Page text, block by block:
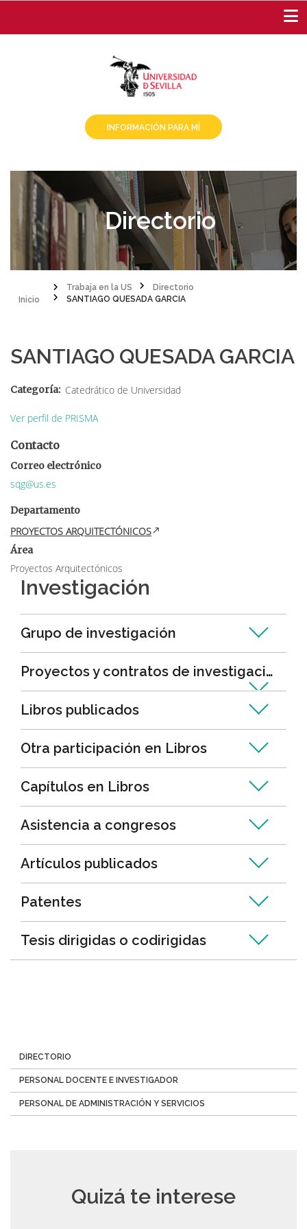
contenido
INFORMACIÓN PARA MÍ
Directorio
Sobrescribir
de
ayuda
navegación
Trabaja en la US
Directorio
SANTIAGO QUESADA GARCIA
SANTIAGO QUESADA GARCIA
Categoría Catedrático de Universidad
Ver perfil de PRISMA
Contacto
Correo electrónico
sqg@us.es
Departamento
PROYECTOS ARQUITECTÓNICOS
Área
Proyectos Arquitectónicos
Investigación
Grupo de investigación
Proyectos y contratos de investigación
Libros publicados
Otra participación en Libros
Capítulos en Libros
Asistencia a congresos
Artículos publicados
Patentes
Tesis dirigidas o codirigidas
Menú
Directorio
DIRECTORIO
PERSONAL DOCENTE E INVESTIGADOR
PERSONAL DE ADMINISTRACIÓN Y SERVICIOS
Quizá te interese